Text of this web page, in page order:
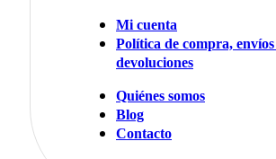
Mi cuenta
Política de compra,
devoluciones
Quiénes somos
Blog
Contacto